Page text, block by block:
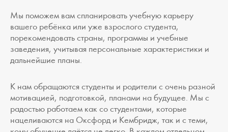
Мы поможем вам спланировать учебную карьеру
вашего ребёнка или уже взрослого студента,
порекомендовать страны, программы и учебные
заведения, учитывая персональные характеристики и
дальнейшие планы.
К нам обращаются студенты и родители с очень разной
мотивацией, подготовкой, планами на будущее. Мы с
радостью работаем как со студентами, которые
нацеливаются на Оксфорд и Кембридж, так и с теми,